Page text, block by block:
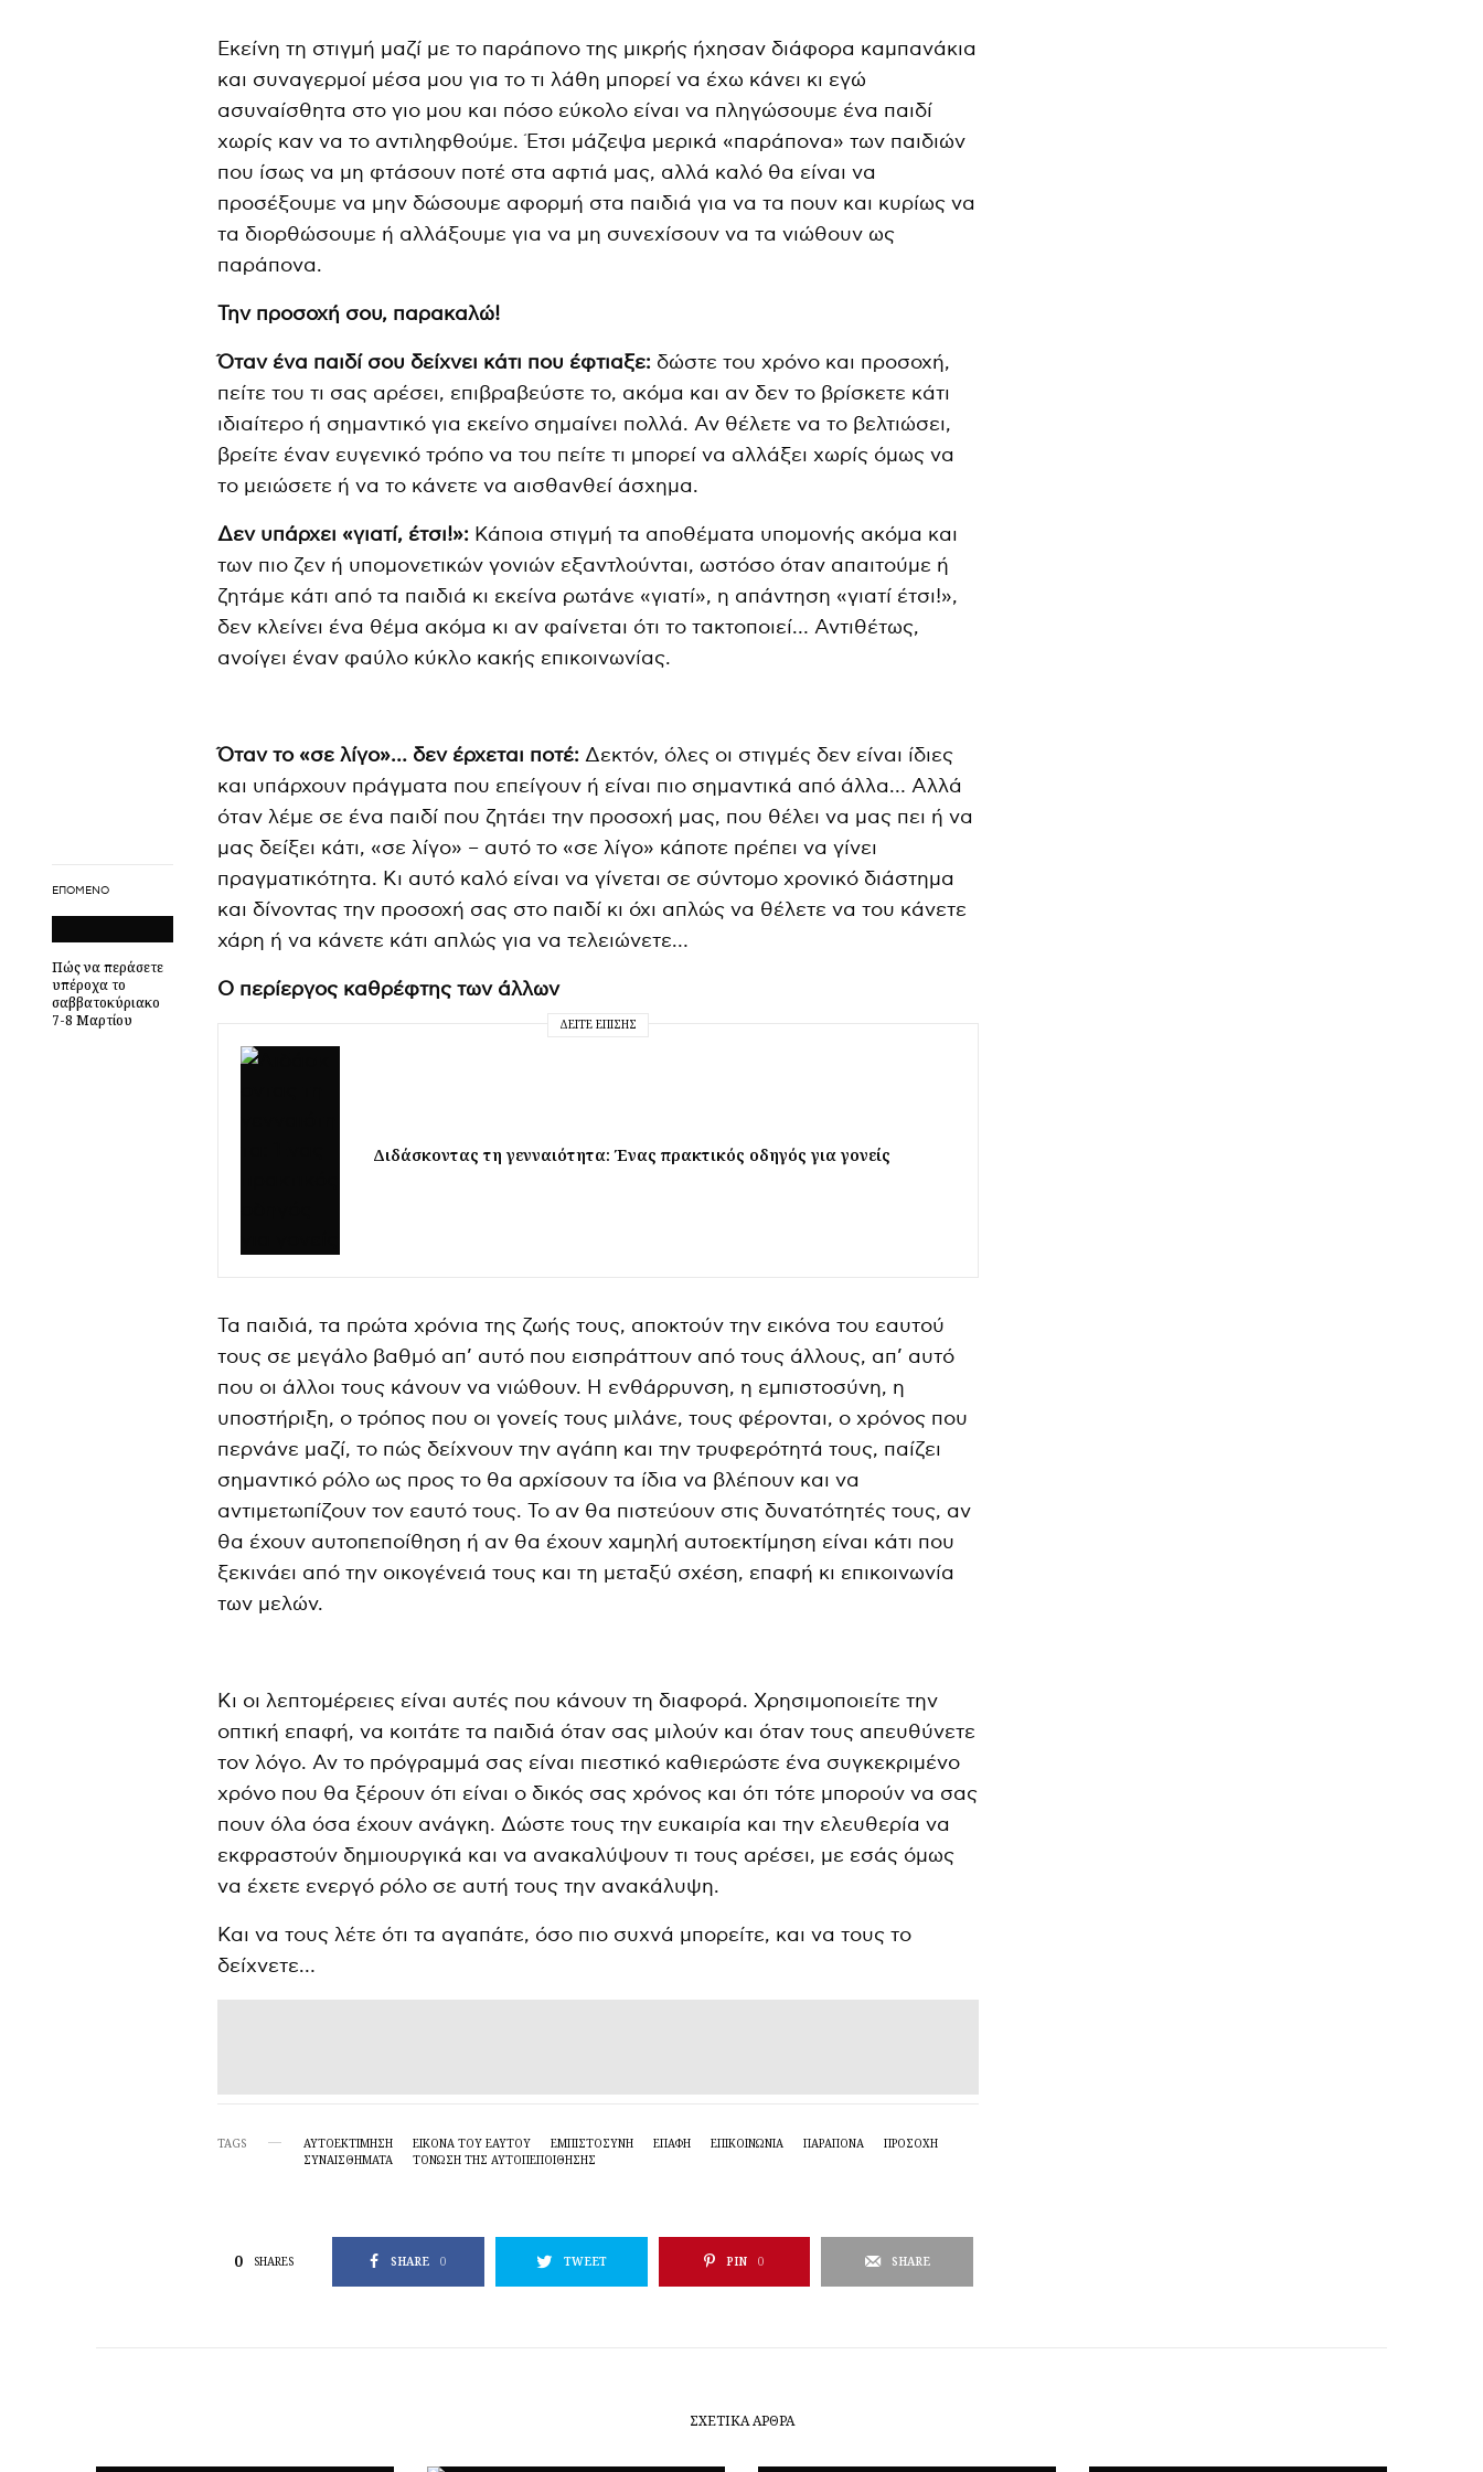
ΕΠΌΜΕΝΟ
Πώς να περάσετε
υπέροχα το
σαββατοκύριακο
7-8 Μαρτίου
Εκείνη τη στιγμή μαζί με το παράπονο της μικρής ήχησαν διάφορα καμπανάκια
και συναγερμοί μέσα μου για το τι λάθη μπορεί να έχω κάνει κι εγώ
ασυναίσθητα στο γιο μου και πόσο εύκολο είναι να πληγώσουμε ένα παιδί
χωρίς καν να το αντιληφθούμε. Έτσι μάζεψα μερικά «παράπονα» των παιδιών
που ίσως να μη φτάσουν ποτέ στα αφτιά μας, αλλά καλό θα είναι να
προσέξουμε να μην δώσουμε αφορμή στα παιδιά για να τα πουν και κυρίως να
τα διορθώσουμε ή αλλάξουμε για να μη συνεχίσουν να τα νιώθουν ως
παράπονα.
Την προσοχή σου, παρακαλώ!
Όταν ένα παιδί σου δείχνει κάτι που έφτιαξε: δώστε του χρόνο και προσοχή,
πείτε του τι σας αρέσει, επιβραβεύστε το, ακόμα και αν δεν το βρίσκετε κάτι
ιδιαίτερο ή σημαντικό για εκείνο σημαίνει πολλά. Αν θέλετε να το βελτιώσει,
βρείτε έναν ευγενικό τρόπο να του πείτε τι μπορεί να αλλάξει χωρίς όμως να
το μειώσετε ή να το κάνετε να αισθανθεί άσχημα.
Δεν υπάρχει «γιατί, έτσι!»: Κάποια στιγμή τα αποθέματα υπομονής ακόμα και
των πιο ζεν ή υπομονετικών γονιών εξαντλούνται, ωστόσο όταν απαιτούμε ή
ζητάμε κάτι από τα παιδιά κι εκείνα ρωτάνε «γιατί», η απάντηση «γιατί έτσι!»,
δεν κλείνει ένα θέμα ακόμα κι αν φαίνεται ότι το τακτοποιεί… Αντιθέτως,
ανοίγει έναν φαύλο κύκλο κακής επικοινωνίας.
Όταν το «σε λίγο»… δεν έρχεται ποτέ:Δεκτόν, όλες οι στιγμές δεν είναι ίδιες
και υπάρχουν πράγματα που επείγουν ή είναι πιο σημαντικά από άλλα… Αλλά
όταν λέμε σε ένα παιδί που ζητάει την προσοχή μας, που θέλει να μας πει ή να
μας δείξει κάτι, «σε λίγο» – αυτό το «σε λίγο» κάποτε πρέπει να γίνει
πραγματικότητα. Κι αυτό καλό είναι να γίνεται σε σύντομο χρονικό διάστημα
και δίνοντας την προσοχή σας στο παιδί κι όχι απλώς να θέλετε να του κάνετε
χάρη ή να κάνετε κάτι απλώς για να τελειώνετε…
Ο περίεργος καθρέφτης των άλλων
ΔΕΊΤΕ ΕΠΊΣΗΣ
Διδάσκοντας τη γενναιότητα: Ένας πρακτικός οδηγός για γονείς
Τα παιδιά, τα πρώτα χρόνια της ζωής τους, αποκτούν την εικόνα του εαυτού
τους σε μεγάλο βαθμό απ’ αυτό που εισπράττουν από τους άλλους, απ’ αυτό
που οι άλλοι τους κάνουν να νιώθουν. Η ενθάρρυνση, η εμπιστοσύνη, η
υποστήριξη, ο τρόπος που οι γονείς τους μιλάνε, τους φέρονται, ο χρόνος που
περνάνε μαζί, το πώς δείχνουν την αγάπη και την τρυφερότητά τους, παίζει
σημαντικό ρόλο ως προς το θα αρχίσουν τα ίδια να βλέπουν και να
αντιμετωπίζουν τον εαυτό τους. Το αν θα πιστεύουν στις δυνατότητές τους, αν
θα έχουν αυτοπεποίθηση ή αν θα έχουν χαμηλή αυτοεκτίμηση είναι κάτι που
ξεκινάει από την οικογένειά τους και τη μεταξύ σχέση, επαφή κι επικοινωνία
των μελών.
Κι οι λεπτομέρειες είναι αυτές που κάνουν τη διαφορά. Χρησιμοποιείτε την
οπτική επαφή, να κοιτάτε τα παιδιά όταν σας μιλούν και όταν τους απευθύνετε
τον λόγο. Αν το πρόγραμμά σας είναι πιεστικό καθιερώστε ένα συγκεκριμένο
χρόνο που θα ξέρουν ότι είναι ο δικός σας χρόνος και ότι τότε μπορούν να σας
πουν όλα όσα έχουν ανάγκη. Δώστε τους την ευκαιρία και την ελευθερία να
εκφραστούν δημιουργικά και να ανακαλύψουν τι τους αρέσει, με εσάς όμως
να έχετε ενεργό ρόλο σε αυτή τους την ανακάλυψη.
Και να τους λέτε ότι τα αγαπάτε, όσο πιο συχνά μπορείτε, και να τους το
δείχνετε…
TAGS ΑΥΤΟΕΚΤΙΜΗΣΗ ΕΙΚΌΝΑ ΤΟΥ ΕΑΥΤΟΎ ΕΜΠΙΣΤΟΣΥΝΗ ΕΠΑΦΗ ΕΠΙΚΟΙΝΩΝΙΑ ΠΑΡΑΠΟΝΑ
ΠΡΟΣΟΧΗ
ΣΥΝΑΙΣΘΗΜΑΤΑ
ΤΌΝΩΣΗ ΤΗΣ ΑΥΤΟΠΕΠΟΊΘΗΣΗΣ
0 SHARES SHARE 0 TWEET PIN 0 SHARE
ΣΧΕΤΙΚΆ ΆΡΘΡΑ